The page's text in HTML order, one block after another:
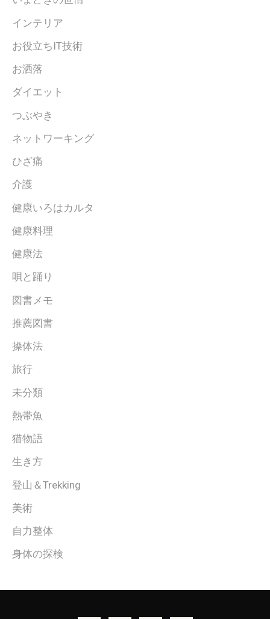
インテリア
お役立ちIT技術
お洒落
ダイエット
つぶやき
ネットワーキング
ひざ痛
介護
健康いろはカルタ
健康料理
健康法
唄と踊り
図書メモ
推薦図書
操体法
旅行
未分類
熱帯魚
猫物語
生き方
登山＆Trekking
美術
自力整体
身体の探検